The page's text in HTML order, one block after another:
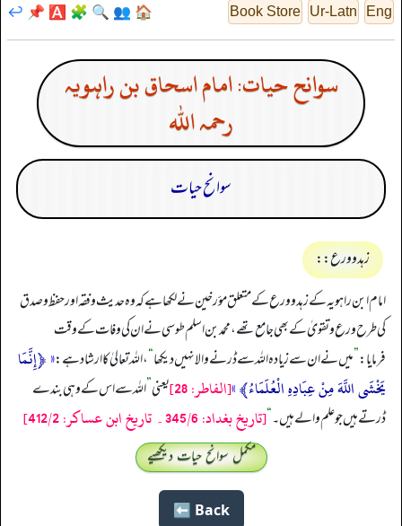
Eng
Ur-Latn
Book Store
🏠
👥
🔍
🧩
🅰️
📌
↩️
سوانح حیات: امام اسحاق بن راہویہ
رحمہ اللہ
سوانح حیات​
زہد و ورع::
امام ابن راہویہ کے زہد و ورع کے متعلق مؤرخین نے لکھا ہے کہ وہ حدیث و فقہ اور حفظ و صدق
کی طرح ورع و تقویٰ کے بھی جامع تھے، محمد بن اسلم طوسی نے ان کی وفات کے وقت
فرمایا:”میں نے ان سے زیادہ اللہ سے ڈرنے والا نہیں دیکھا“، الله تعالیٰ کا ارشاد ہے:«﴿إِنَّمَا
يَخْشَى اللَّهَ مِنْ عِبَادِهِ الْعُلَمَاءُ﴾»[الفاطر: 28] یعنی”اللہ سے اس کے وہی بندے
ڈرتے ہیں جو علم والے ہیں۔“[تاريخ بغداد: 345/6۔ تاريخ ابن عساكر: 412/2]
مکمل سوانح حیات دیکھیے
Back ⬅️